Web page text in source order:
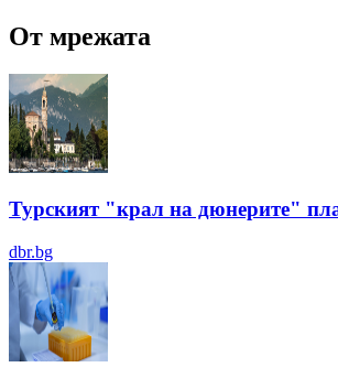
От мрежата
Турският "крал на дюнерите"
dbr.bg